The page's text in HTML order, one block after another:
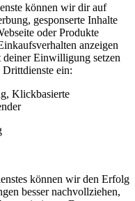
können wir dir auf
gesponserte Inhalte
oder Produkte
anzeigen
Einwilligung setzen
ein:
Klickbasierte
können wir den Erfolg
besser nachvollziehen,